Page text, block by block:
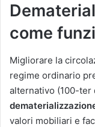
come
Migliorare la
regime ordinario
alternativo (100-ter
valori mobiliari e